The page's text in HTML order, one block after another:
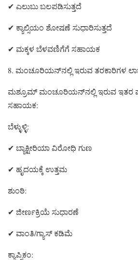
✔ ಎಲುಬು ಬಲಪಡಿಸುತ್ತದೆ
✔ ಕ್ಯಾಲ್ಸಿಯಂ ಶೋಷಣೆ ಸುಧಾರಿಸುತ್ತದೆ
✔ ಮಕ್ಕಳ ಬೆಳವಣಿಗೆಗೆ ಸಹಾಯಕ
8. ಮಂಚೂರಿಯನ್‌ನಲ್ಲಿ ಇರುವ ತರಕಾರಿಗಳ
ಮಶ್ರೂಮ್ ಮಂಚೂರಿಯನ್‌ನಲ್ಲಿ ಇರುವ ಇತರ
ಸಹಾಯಕ:
ಬೆಳ್ಳುಳ್ಳಿ:
✔ ಬ್ಯಾಕ್ಟೀರಿಯಾ ವಿರೋಧಿ ಗುಣ
✔ ಹೃದಯಕ್ಕೆ ಉತ್ತಮ
ಶುಂಠಿ:
✔ ಜೀರ್ಣಕ್ರಿಯೆ ಸುಧಾರಣೆ
✔ ವಾಂತಿ/ಗ್ಯಾಸ್ ಕಡಿಮೆ
ಕ್ಯಾಪ್ಸಿಕಂ: